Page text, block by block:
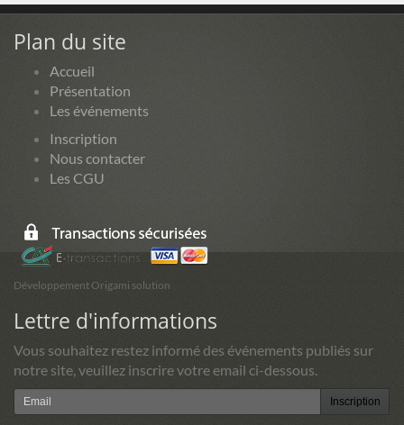
Plan du site
Accueil
Présentation
Les événements
Inscription
Nous contacter
Les CGU
Développement Origami solution
Lettre d'informations
Vous souhaitez restez informé des événements publiés sur
notre site, veuillez inscrire votre email ci-dessous.
Inscription